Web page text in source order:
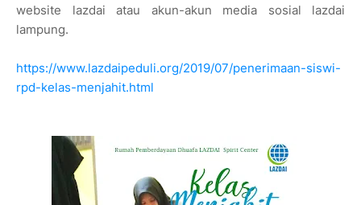
website lazdai atau akun-akun media sosial lazdai
lampung.
https://www.lazdaipeduli.org/2019/07/penerimaan-siswi-
rpd-kelas-menjahit.html